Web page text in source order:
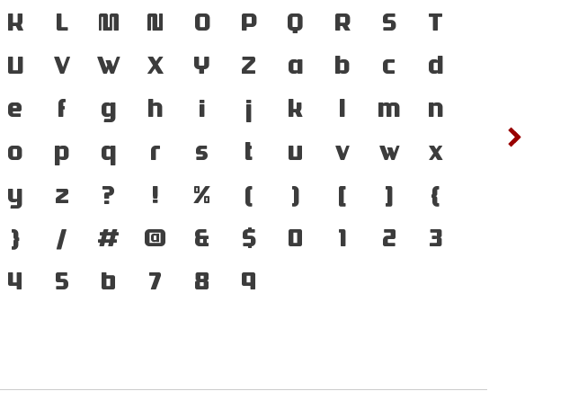
K
L M N O P Q R S
T
U
V W X Y Z a b c
d
e
f g h i j k l m
n
o
p q r s t u v w
x
y
z ? ! % ( ) [ ]
{
}
/ # @ & $ 0 1 2
3
4
5 6 7 8 9
เป็นชาติดำรงอยู่ได้ ตัวพิมพ์ คือ
เครื่องมือสำคัญที่ทำให้ภาษาดำรงอยู่
ได้ แบบตัวพิมพ์ที่พัฒนาทันกระแส
การเปลี่ยนแปลง คือ โครงสร้างแกร่ง
ของสะพานที่เชื่อมตัวตนของชาติ จาก
ปัจจุบันสู่อนาคต
ห